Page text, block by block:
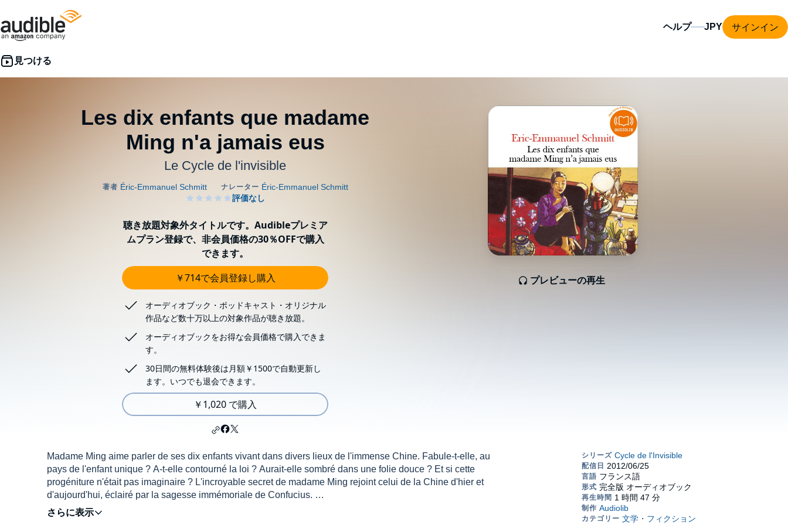
ヘルプ サインイン
Les dix enfants que madame
Ming n'a jamais eus
Le Cycle de l'invisible
プレビューの再生
聴き放題対象外タイトルです。Audibleプレミア
ムプラン登録で、非会員価格の30％OFFで購入
できます。
￥714で会員登録し購入
オーディオブック・ポッドキャスト・オリジナル
作品など数十万以上の対象作品が聴き放題。
オーディオブックをお得な会員価格で購入できま
す。
30日間の無料体験後は月額￥1500で自動更新し
ます。いつでも退会できます。
￥1,020 で購入
Madame Ming aime parler de ses dix enfants vivant dans divers lieux de l'immense Chine. Fabule-t-elle, au
pays de l'enfant unique ? A-t-elle contourné la loi ? Aurait-elle sombré dans une folie douce ? Et si cette
progéniture n'était pas imaginaire ? L'incroyable secret de madame Ming rejoint celui de la Chine d'hier et
d'aujourd'hui, éclairé par la sagesse immémoriale de Confucius.
Dans la veine d'